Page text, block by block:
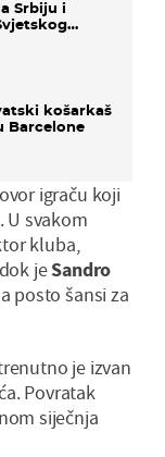
Srbiju i
košarkaš
Barcelone
igraču koji
U svakom
kluba,
jeSandro
posto šansi za
je izvan
Povratak
siječnja